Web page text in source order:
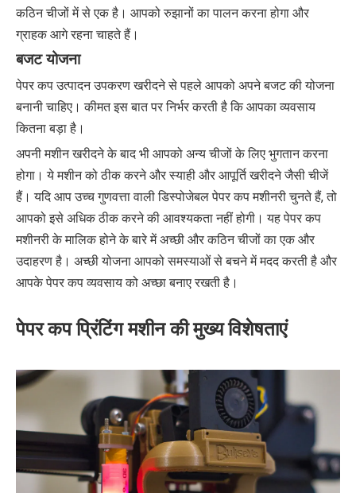
कठिन चीजों में से एक है। आपको रुझानों का पालन करना होगा और
ग्राहक आगे रहना चाहते हैं।
बजट योजना
पेपर कप उत्पादन उपकरण खरीदने से पहले आपको अपने बजट की योजना
बनानी चाहिए। कीमत इस बात पर निर्भर करती है कि आपका व्यवसाय
कितना बड़ा है।
अपनी मशीन खरीदने के बाद भी आपको अन्य चीजों के लिए भुगतान करना
होगा। ये मशीन को ठीक करने और स्याही और आपूर्ति खरीदने जैसी चीजें
हैं। यदि आप उच्च गुणवत्ता वाली डिस्पोजेबल पेपर कप मशीनरी चुनते हैं, तो
आपको इसे अधिक ठीक करने की आवश्यकता नहीं होगी। यह पेपर कप
मशीनरी के मालिक होने के बारे में अच्छी और कठिन चीजों का एक और
उदाहरण है। अच्छी योजना आपको समस्याओं से बचने में मदद करती है और
आपके पेपर कप व्यवसाय को अच्छा बनाए रखती है।
पेपर कप प्रिंटिंग मशीन की मुख्य विशेषताएं